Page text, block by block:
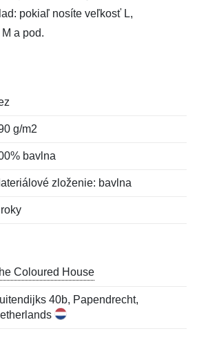
pokiaľ nosíte veľkosť L,
a pod.
g/m2
bavlna
zloženie: bavlna
Coloured House
40b, Papendrecht,